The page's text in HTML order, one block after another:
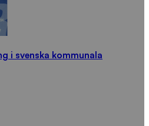
i svenska kommunala